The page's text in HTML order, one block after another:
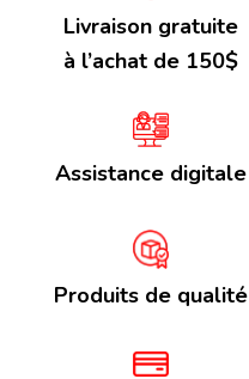
Livraison gratuite
à l’achat de 150$
Assistance digitale
Produits de qualité